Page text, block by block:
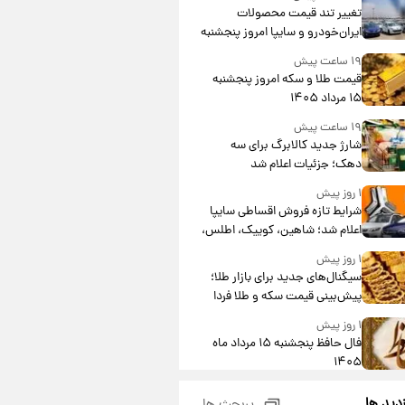
تغییر تند قیمت محصولات
ایران‌خودرو و سایپا امروز پنجشنبه
۱۵ مرداد ۱۴۰۵ +جدول
۱۹ ساعت پیش
قیمت طلا و سکه امروز پنجشنبه
۱۵ مرداد ۱۴۰۵
۱۹ ساعت پیش
شارژ جدید کالابرگ برای سه
دهک؛ جزئیات اعلام شد
۱ روز پیش
شرایط تازه فروش اقساطی سایپا
اعلام شد؛ شاهین، کوییک، اطلس،
سهند و ساینا با اقساط بلندمدت +
جدول۱ روز پیش
سیگنال‌های جدید برای بازار طلا؛
پیش‌بینی قیمت سکه و طلا فردا
۱ روز پیش
فال حافظ پنجشنبه ۱۵ مرداد ماه
۱۴۰۵